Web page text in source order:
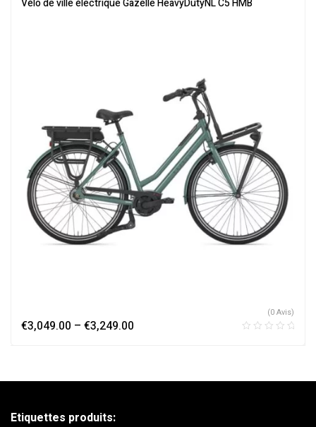
Vélo de ville électrique Gazelle HeavyDutyNL C5 HMB
€3,049.00 – €3,249.00
(0 Avis)
Etiquettes produits: